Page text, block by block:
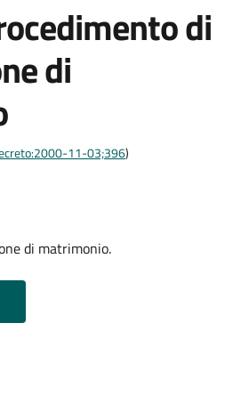
di
di
11-03;396)
di matrimonio.